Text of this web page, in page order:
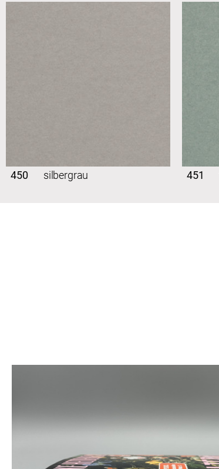
450 silbergrau 451